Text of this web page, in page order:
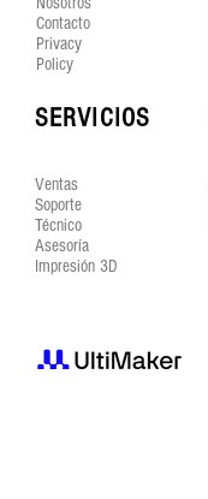
Contacto
Privacy
Policy
SERVICIOS
Ventas
Soporte
Técnico
Asesoría
Impresión 3D